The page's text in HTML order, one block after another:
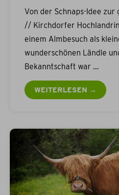
Von der Schnaps-Idee
// Kirchdorfer
einem Almbesuch als
wunderschönen Ländle
Bekanntschaft war
WEITERLESEN →